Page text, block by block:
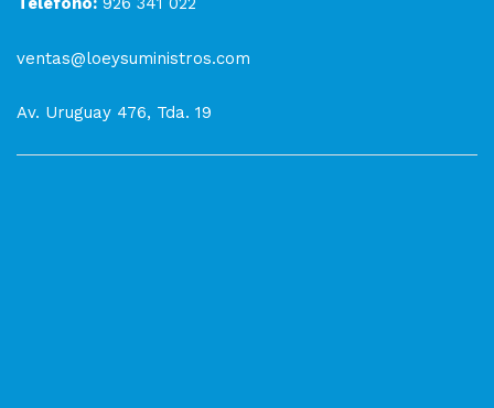
ventas@loeysuministros.com
Av. Uruguay 476, Tda. 19